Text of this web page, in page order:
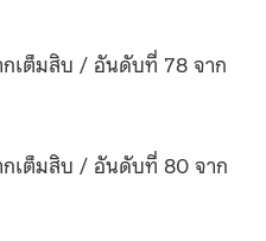
เต็มสิบ / อันดับที่ 78 จาก
เต็มสิบ / อันดับที่ 80 จาก